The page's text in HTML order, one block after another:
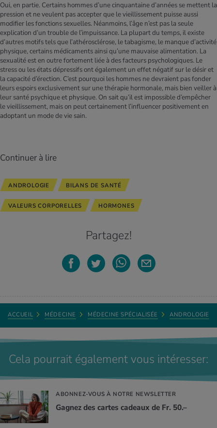
Oui, en partie. Certains hommes d’une cinquantaine d’années se mettent la
pression et ne veulent pas accepter que le vieillissement puisse aussi
modifier les fonctions sexuelles. Néanmoins, l’âge n’est pas la seule
explication d’un trouble de l’impuissance. La plupart du temps, il existe
d’autres motifs tels que l’athérosclérose, le tabagisme, le manque d’activité
physique, certains médicaments ainsi qu’une mauvaise alimentation. La
sexualité est en outre fortement liée à des facteurs psychologiques. Le
stress ou les états dépressifs ont également un effet négatif sur le désir et
la capacité d’érection. C’est pourquoi les hommes ne devraient pas fonder
leurs espoirs exclusivement sur une thérapie hormonale, mais bien veiller à
leur santé psychique et physique. On sait qu’il est impossible d’empêcher
le vieillissement, mais on peut certainement l’influencer positivement en
adoptant un mode de vie sain.
Continuer à lire
ANDROLOGIE BILANS DE SANTÉ
VALEURS CORPORELLES HORMONES
Partagez!
ACCUEIL MÉDECINE MÉDECINE SPÉCIALISÉE ANDROLOGIE
Cela pourrait également vous intéresser:
ABONNEZ-VOUS À NOTRE NEWSLETTER
Gagnez des cartes cadeaux de Fr. 50.–